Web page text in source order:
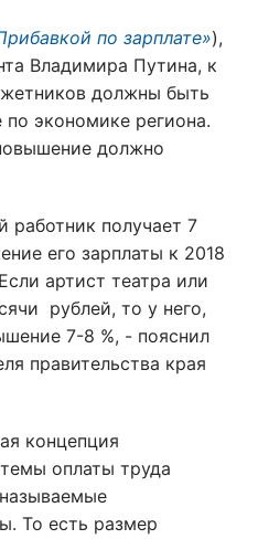
по зарплате»),
Владимира Путина, к
должны быть
по экономике региона.
должно
работник получает 7
его зарплаты к 2018
артист театра или
рублей, то у него,
7-8 %, - пояснил
правительства края
концепция
оплаты труда
То есть размер